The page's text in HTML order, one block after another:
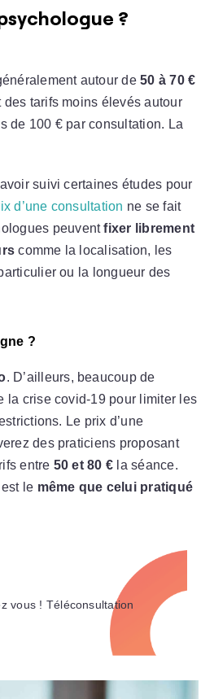
?
autour de50 à 70 €
tarifs moins élevés autour
de 100 € par consultation. La
suivi certaines études pour
d’une consultation ne se fait
peuventfixer librement
comme la localisation, les
ou la longueur des
?
. D’ailleurs, beaucoup de
la crise covid-19 pour limiter les
Le prix d’une
des praticiens proposant
entre 50 et 80 € la séance.
le même que celui pratiqué
vous ! Téléconsultation